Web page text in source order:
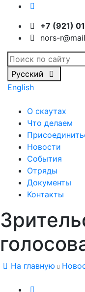
+7 (921)
nors-
Русский
English
О скаутах
Что делаем
Новости
События
Отряды
Документы
Контакты
На главную